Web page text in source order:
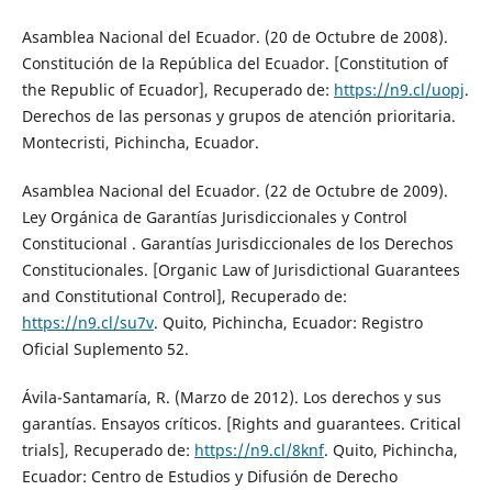
Asamblea Nacional del Ecuador. (20 de Octubre de 2008).
Constitución de la República del Ecuador. [Constitution of
the Republic of Ecuador], Recuperado de: https://n9.cl/uopj.
Derechos de las personas y grupos de atención prioritaria.
Montecristi, Pichincha, Ecuador.
Asamblea Nacional del Ecuador. (22 de Octubre de 2009).
Ley Orgánica de Garantías Jurisdiccionales y Control
Constitucional . Garantías Jurisdiccionales de los Derechos
Constitucionales. [Organic Law of Jurisdictional Guarantees
and Constitutional Control], Recuperado de:
https://n9.cl/su7v. Quito, Pichincha, Ecuador: Registro
Oficial Suplemento 52.
Ávila-Santamaría, R. (Marzo de 2012). Los derechos y sus
garantías. Ensayos críticos. [Rights and guarantees. Critical
trials], Recuperado de: https://n9.cl/8knf. Quito, Pichincha,
Ecuador: Centro de Estudios y Difusión de Derecho